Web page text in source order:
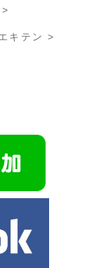
キテン >